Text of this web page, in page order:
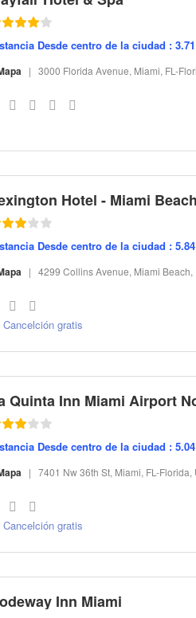
Desde centro de la ciudad :
| 3000 Florida Avenue, Miami, FL-
Hotel - Miami Beach
Desde centro de la ciudad :
| 4299 Collins Avenue, Miami Beach,
Cancelción gratis
Quinta Inn Miami Airport
Desde centro de la ciudad :
| 7401 Nw 36th St, Miami, FL-Florida,
Cancelción gratis
Inn Miami